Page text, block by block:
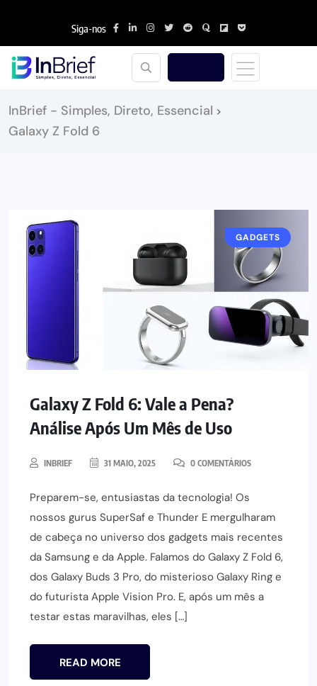
Siga-nos
InBrief - Simples, Direto, Essencial >
Galaxy Z Fold 6
GADGETS
Galaxy Z Fold 6: Vale a Pena?
Análise Após Um Mês de Uso
INBRIEF 31 MAIO, 2025 0 COMENTÁRIOS
Preparem-se, entusiastas da tecnologia! Os
nossos gurus SuperSaf e Thunder E mergulharam
de cabeça no universo dos gadgets mais recentes
da Samsung e da Apple. Falamos do Galaxy Z Fold 6,
dos Galaxy Buds 3 Pro, do misterioso Galaxy Ring e
do futurista Apple Vision Pro. E, após um mês a
testar estas maravilhas, eles […]
READ MORE